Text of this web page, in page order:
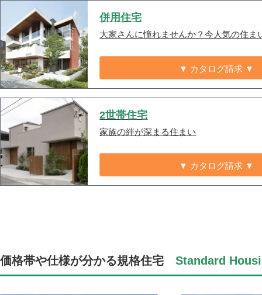
併用住宅
大家さんに憧れませんか？今人気の住ま
▼ カタログ請求 ▼
2世帯住宅
家族の絆が深まる住まい
▼ カタログ請求 ▼
価格帯や仕様が分かる規格住宅 Standard